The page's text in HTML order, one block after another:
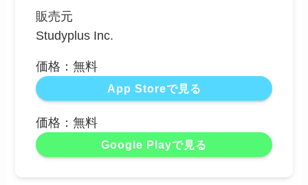
販売元
Studyplus Inc.
価格：無料
App Storeで見る
価格：無料
Google Playで見る